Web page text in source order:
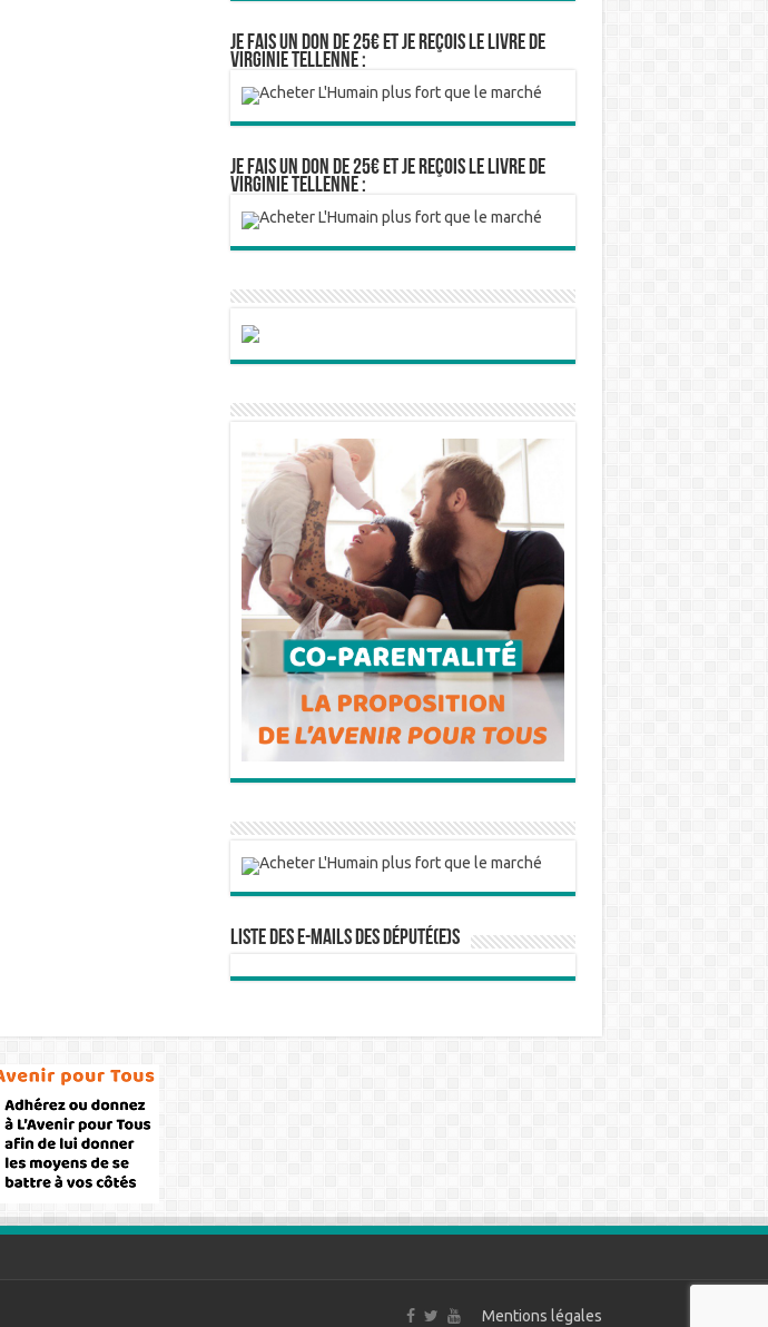
Je fais un don de 25€ et je reçois le livre de
Virginie Tellenne :
Je fais un don de 25€ et je reçois le livre de
Virginie Tellenne :
Liste des e-mails des député(e)s
Mentions légales